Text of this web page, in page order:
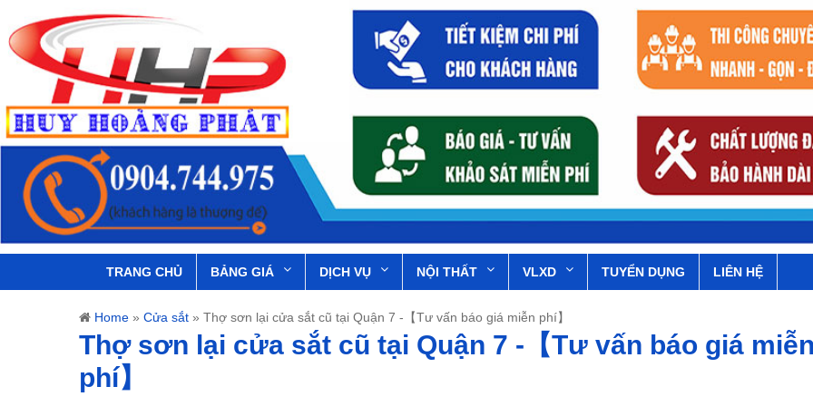
TRANG CHỦ BẢNG GIÁ DỊCH VỤ NỘI THẤT VLXD TUYỂN DỤNG LIÊN HỆ
Home » Cửa sắt » Thợ sơn lại cửa sắt cũ tại Quận 7 -【Tư vấn báo giá miễn phí】
Thợ sơn lại cửa sắt cũ tại Quận 7 -【Tư vấn báo giá
phí】